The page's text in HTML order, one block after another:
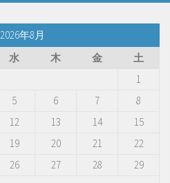
2026年8月
水 木 金
土
1
5 6 7
8
12 13 14
15
19 20 21
22
26 27 28
29